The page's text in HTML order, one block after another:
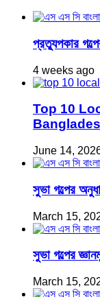
প্রত্যুপকার
4 weeks ago
Top 10
June 14,
সুভা গল্পের
March 15,
সুভা গল্পের
March 15,